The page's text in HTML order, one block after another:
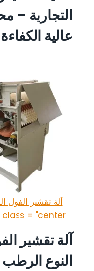
التجارية
عالية الكفاءة
آلة تقشير الفول
= "center" />
آلة تقشير
النوع الرطب